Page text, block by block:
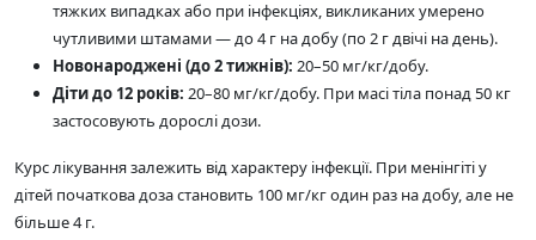
тяжких випадках або при інфекціях, викликаних умерено
чутливими штамами — до 4 г на добу (по 2 г двічі на день).
Новонароджені (до 2 тижнів): 20–50 мг/кг/добу.
Діти до 12 років: 20–80 мг/кг/добу. При масі тіла понад 50 кг
застосовують дорослі дози.
Курс лікування залежить від характеру інфекції. При менінгіті у
дітей початкова доза становить 100 мг/кг один раз на добу, але не
більше 4 г.